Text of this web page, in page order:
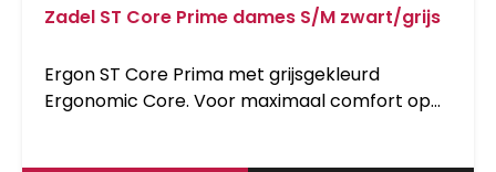
Zadel ST Core Prime dames S/M zwart/grijs
Ergon ST Core Prima met grijsgekleurd
Ergonomic Core. Voor maximaal comfort op